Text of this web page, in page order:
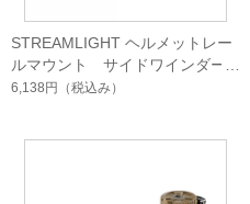
STREAMLIGHT ヘルメットレー
ルマウント サイドワインダー
用
6,138円 （税込み）